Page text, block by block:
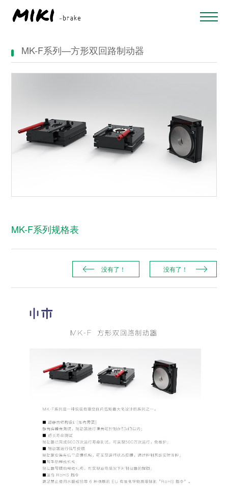
MK-F系列—方形双回路制动器
MK-F系列规格表
没有了！ 没有了！